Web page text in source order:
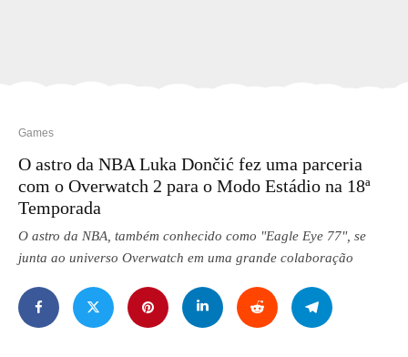
Games
O astro da NBA Luka Dončić fez uma parceria
com o Overwatch 2 para o Modo Estádio na 18ª
Temporada
O astro da NBA, também conhecido como "Eagle Eye 77", se
junta ao universo Overwatch em uma grande colaboração